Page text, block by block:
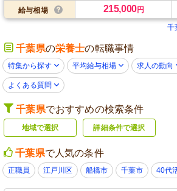
給与相場 215,000円
千
千葉県の栄養士の転職事情
特集から探す 平均給与相場 求人の動向
よくある質問
千葉県でおすすめの検索条件
地域で選択 詳細条件で選択
千葉県で人気の条件
正職員 江戸川区 船橋市 千葉市 40代